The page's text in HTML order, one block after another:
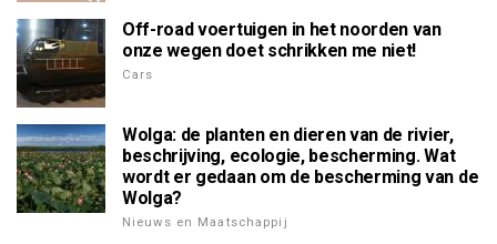
Off-road voertuigen in het noorden van
onze wegen doet schrikken me niet!
Cars
Wolga: de planten en dieren van de rivier,
beschrijving, ecologie, bescherming. Wat
wordt er gedaan om de bescherming van de
Wolga?
Nieuws en Maatschappij